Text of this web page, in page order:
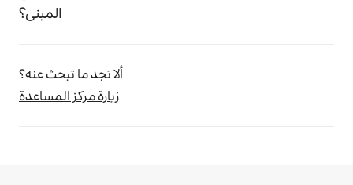
المبنى؟
ألا تجد ما تبحث عنه؟
زيارة مركز المساعدة